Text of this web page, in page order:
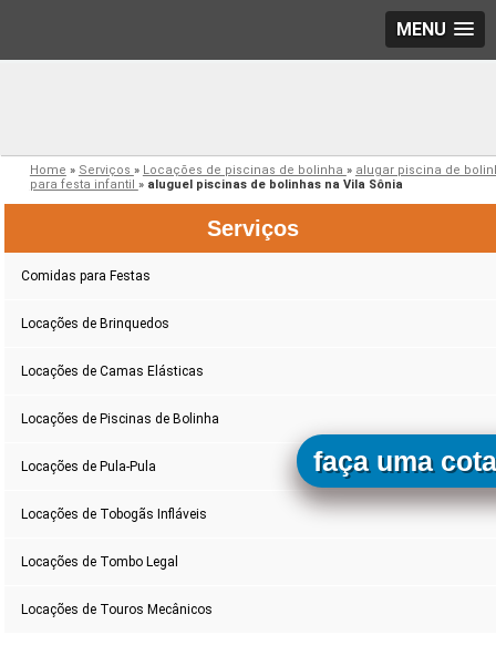
MENU
Home » Serviços » Locações de piscinas de bolinha » alugar piscina de
para festa infantil » aluguel piscinas de bolinhas na Vila Sônia
Serviços
Comidas para Festas
Locações de Brinquedos
Locações de Camas Elásticas
Locações de Piscinas de Bolinha
Locações de Pula-Pula
Locações de Tobogãs Infláveis
Locações de Tombo Legal
Locações de Touros Mecânicos
faça uma